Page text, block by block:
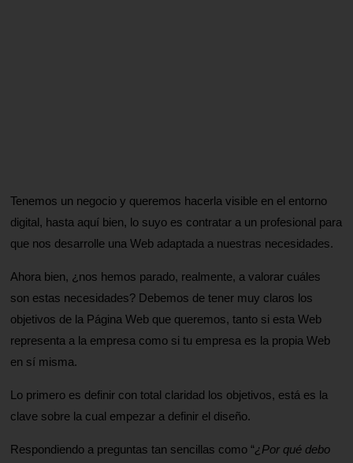
Tenemos un negocio y queremos hacerla visible en el entorno
digital, hasta aquí bien, lo suyo es contratar a un profesional para
que nos desarrolle una Web adaptada a nuestras necesidades.
Ahora bien, ¿nos hemos parado, realmente, a valorar cuáles
son estas necesidades? Debemos de tener muy claros los
objetivos de la Página Web que queremos, tanto si esta Web
representa a la empresa como si tu empresa es la propia Web
en sí misma.
Lo primero es definir con total claridad los objetivos, está es la
clave sobre la cual empezar a definir el diseño.
Respondiendo a preguntas tan sencillas como “¿Por qué debo